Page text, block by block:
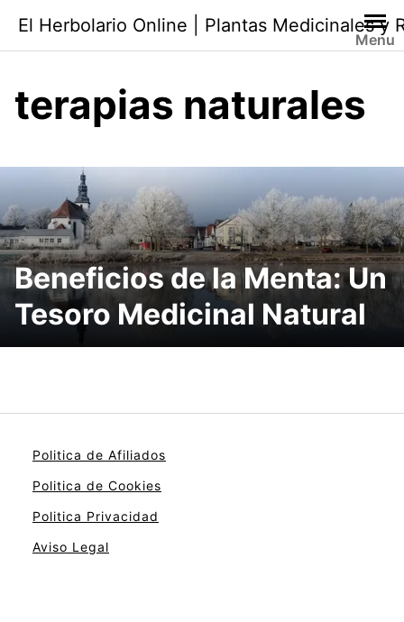
contenido
El Herbolario Online | Plantas Medicinales y
Menu
terapias naturales
Beneficios de la Menta: Un
Tesoro Medicinal Natural
Politica de Afiliados
Politica de Cookies
Politica Privacidad
Aviso Legal